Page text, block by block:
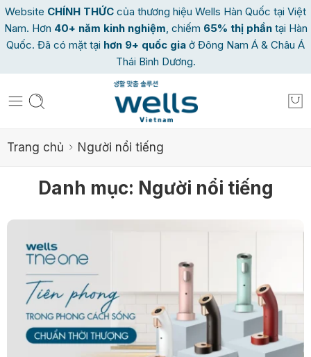
Website CHÍNH THỨC của thương hiệu Wells Hàn Quốc tại Việt
Nam. Hơn 40+ năm kinh nghiệm, chiếm 65% thị phầntại Hàn
Quốc. Đã có mặt tại hơn 9+ quốc gia ở Đông Nam Á & Châu Á
Thái Bình Dương.
Trang chủ Người nổi tiếng
Danh mục: Người nổi tiếng